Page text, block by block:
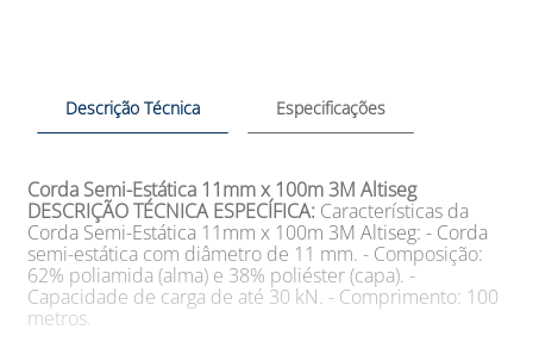
Descrição Técnica Especificações
Corda Semi-Estática 11mm x 100m 3M Altiseg
DESCRIÇÃO TÉCNICA ESPECÍFICA: Características da
Corda Semi-Estática 11mm x 100m 3M Altiseg: - Corda
semi-estática com diâmetro de 11 mm. - Composição:
62% poliamida (alma) e 38% poliéster (capa). -
Capacidade de carga de até 30 kN. - Comprimento: 100
metros.